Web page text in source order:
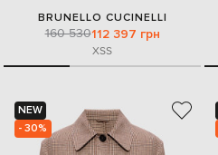
BRUNELLO CUCINELLI
160 530112 397 грн
XSS
NEW
- 30%